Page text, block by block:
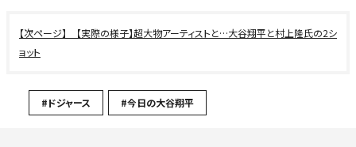
【実際の様子】超大物アーティストと…大谷翔平と村上隆氏の2シ
ョット
#ドジャース #今日の大谷翔平